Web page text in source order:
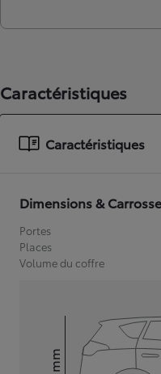
Caractéristiques
Caractéristiques
Dimensions &
Portes
Places
Volume du coffre
mm